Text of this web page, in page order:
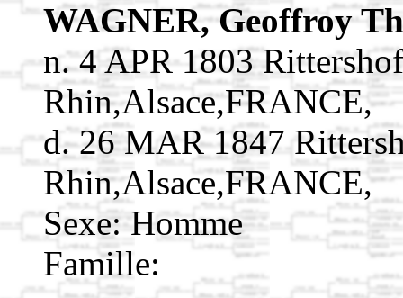
WAGNER, Geoffroy
n. 4 APR 1803
Rhin,Alsace,FRANCE,
d. 26 MAR 1847
Rhin,Alsace,FRANCE,
Sexe: Homme
Famille: